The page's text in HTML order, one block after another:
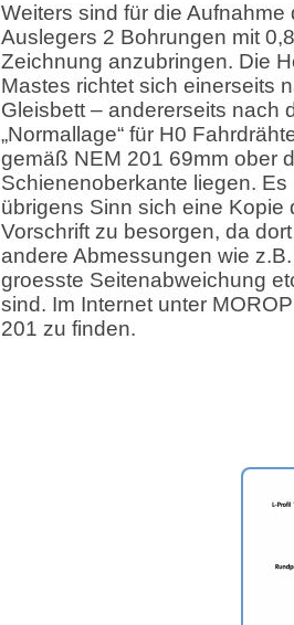
Weiters sind für die Aufnahme
Auslegers 2 Bohrungen mit
Zeichnung anzubringen. Die
Mastes richtet sich einerseits
Gleisbett – andererseits nach
„Normallage“ für H0
gemäß NEM 201 69mm ober
Schienenoberkante liegen. Es
übrigens Sinn sich eine Kopie
Vorschrift zu besorgen, da
andere Abmessungen wie
groesste Seitenabweichung
sind. Im Internet unter
201 zu finden.